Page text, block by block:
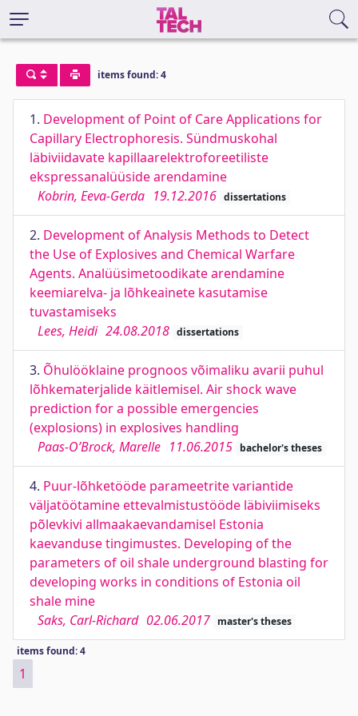
items found: 4
1. Development of Point of Care Applications for
Capillary Electrophoresis. Sündmuskohal
läbiviidavate kapillaarelektroforeetiliste
ekspressanalüüside arendamine
Kobrin, Eeva-Gerda 19.12.2016 dissertations
2. Development of Analysis Methods to Detect
the Use of Explosives and Chemical Warfare
Agents. Analüüsimetoodikate arendamine
keemiarelva- ja lõhkeainete kasutamise
tuvastamiseks
Lees, Heidi 24.08.2018 dissertations
3. Õhulööklaine prognoos võimaliku avarii puhul
lõhkematerjalide käitlemisel. Air shock wave
prediction for a possible emergencies
(explosions) in explosives handling
Paas-O’Brock, Marelle 11.06.2015 bachelor's theses
4. Puur-lõhketööde parameetrite variantide
väljatöötamine ettevalmistustööde läbiviimiseks
põlevkivi allmaakaevandamisel Estonia
kaevanduse tingimustes. Developing of the
parameters of oil shale underground blasting for
developing works in conditions of Estonia oil
shale mine
Saks, Carl-Richard 02.06.2017 master's theses
items found: 4
1